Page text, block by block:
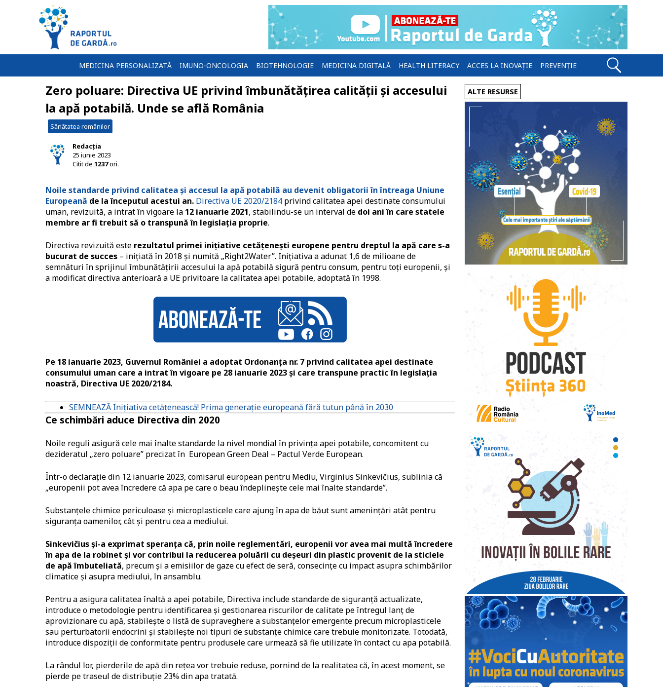
MEDICINA PERSONALIZATĂ IMUNO-ONCOLOGIA BIOTEHNOLOGIE MEDICINA DIGITALĂ HEALTH LITERACY ACCES LA INOVAȚIE PREVENȚIE
Zero poluare: Directiva UE privind îmbunătățirea calității și accesului
la apă potabilă. Unde se află România
Sănătatea românilor
Redacția
25 iunie 2023
Citit de 1237ori.
Noile standarde privind calitatea și accesul la apă potabilă au devenit obligatorii în întreaga Uniune
Europeană de la începutul acestui an. Directiva UE 2020/2184 privind calitatea apei destinate consumului
uman, revizuită, a intrat în vigoare la 12 ianuarie 2021, stabilindu-se un interval de doi ani în care statele
membre ar fi trebuit să o transpună în legislația proprie.
Directiva revizuită este rezultatul primei inițiative cetățenești europene pentru dreptul la apă care s-a
bucurat de succes – inițiată în 2018 și numită „Right2Water”. Inițiativa a adunat 1,6 de milioane de
semnături în sprijinul îmbunătățirii accesului la apă potabilă sigură pentru consum, pentru toți europenii, și
a modificat directiva anterioară a UE privitoare la calitatea apei potabile, adoptată în 1998.
Pe 18 ianuarie 2023, Guvernul României a adoptat Ordonanța nr. 7 privind calitatea apei destinate
consumului uman care a intrat în vigoare pe 28 ianuarie 2023 și care transpune practic în legislația
noastră, Directiva UE 2020/2184.
SEMNEAZĂ Inițiativa cetățenească! Prima generație europeană fără tutun până în 2030
Ce schimbări aduce Directiva din 2020
Noile reguli asigură cele mai înalte standarde la nivel mondial în privința apei potabile, concomitent cu
dezideratul „zero poluare” precizat în European Green Deal – Pactul Verde European.
Într-o declarație din 12 ianuarie 2023, comisarul european pentru Mediu, Virginius Sinkevičius, sublinia că
„europenii pot avea încredere că apa pe care o beau îndeplinește cele mai înalte standarde”.
Substanțele chimice periculoase și microplasticele care ajung în apa de băut sunt amenințări atât pentru
siguranța oamenilor, cât și pentru cea a mediului.
Sinkevičius și-a exprimat speranța că, prin noile reglementări, europenii vor avea mai multă încredere
în apa de la robinet și vor contribui la reducerea poluării cu deșeuri din plastic provenit de la sticlele
de apă îmbuteliată, precum și a emisiilor de gaze cu efect de seră, consecințe cu impact asupra schimbărilor
climatice și asupra mediului, în ansamblu.
Pentru a asigura calitatea înaltă a apei potabile, Directiva include standarde de siguranță actualizate,
introduce o metodologie pentru identificarea și gestionarea riscurilor de calitate pe întregul lanț de
aprovizionare cu apă, stabilește o listă de supraveghere a substanțelor emergente precum microplasticele
sau perturbatorii endocrini și stabilește noi tipuri de substanțe chimice care trebuie monitorizate. Totodată,
introduce dispoziții de conformitate pentru produsele care urmează să fie utilizate în contact cu apa potabilă.
La rândul lor, pierderile de apă din rețea vor trebuie reduse, pornind de la realitatea că, în acest moment, se
pierde pe traseul de distribuție 23% din apa tratată.
ALTE RESURSE